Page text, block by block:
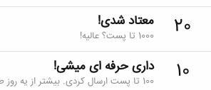
20 معتاد شدی!
1000 تا پست؟ عالیه!
10 داری حرفه ای میشی!
100 تا پست ارسال کردی. بیشتر از یه روز طول کشید، نه؟